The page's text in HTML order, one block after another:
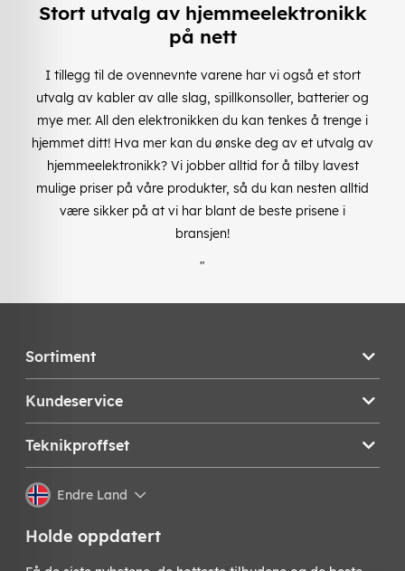
Stort utvalg av hjemmeelektronikk
på nett
I tillegg til de ovennevnte varene har vi også et stort
utvalg av kabler av alle slag, spillkonsoller, batterier og
mye mer. All den elektronikken du kan tenkes å trenge i
hjemmet ditt! Hva mer kan du ønske deg av et utvalg av
hjemmeelektronikk? Vi jobber alltid for å tilby lavest
mulige priser på våre produkter, så du kan nesten alltid
være sikker på at vi har blant de beste prisene i
bransjen!
"
Sortiment
Kundeservice
Teknikproffset
Endre Land
Holde oppdatert